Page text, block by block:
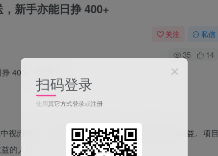
新手亦能日挣 400+
关注 私信
35 14
400+【揭秘】
视频内容，结合剪映平台快速剪辑，赚取中视频收益。项目
的人群。
扫码登录
使用其它方式登录或注册